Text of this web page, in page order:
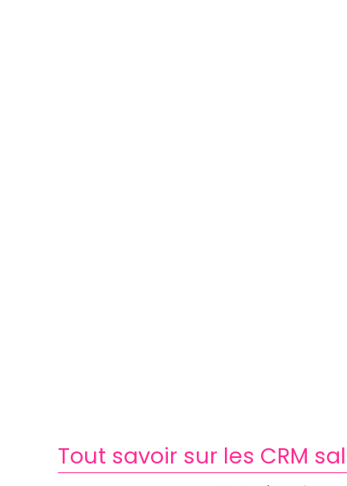
Tout savoir sur les CRM